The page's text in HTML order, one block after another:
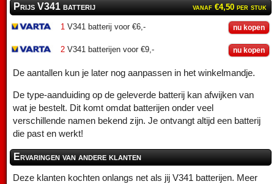
Prijs V341 batterij vanaf €4,50 per stuk
1 V341 batterij voor €6,- nu kopen
2 V341 batterijen voor €9,- nu kopen
De aantallen kun je later nog aanpassen in het winkelmandje.
De type-aanduiding op de geleverde batterij kan afwijken van
wat je bestelt. Dit komt omdat batterijen onder veel
verschillende namen bekend zijn. Je ontvangt altijd een batterij
die past en werkt!
Ervaringen van andere klanten
Deze klanten kochten onlangs net als jij V341 batterijen. Meer